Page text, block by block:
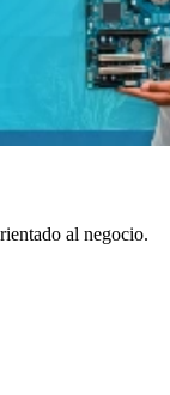
al negocio.